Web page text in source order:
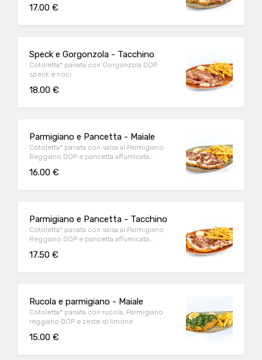
17.00 €
Speck e Gorgonzola - Tacchino
Cotoletta* panata con Gorgonzola DOP,
speck e noci
18.00 €
Parmigiano e Pancetta - Maiale
Cotoletta* panata con salsa al Parmigiano
Reggiano DOP e pancetta affumicata
16.00 €
Parmigiano e Pancetta - Tacchino
Cotoletta* panata con salsa al Parmigiano
Reggiano DOP e pancetta affumicata
17.50 €
Rucola e parmigiano - Maiale
Cotoletta* panata con rucola, Parmigiano
reggiano DOP e zeste di limone
15.00 €